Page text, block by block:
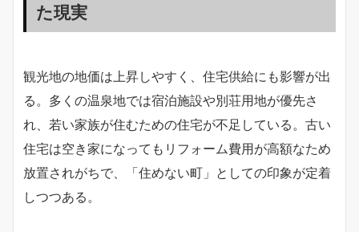
た現実
観光地の地価は上昇しやすく、住宅供給にも影響が出
る。多くの温泉地では宿泊施設や別荘用地が優先さ
れ、若い家族が住むための住宅が不足している。古い
住宅は空き家になってもリフォーム費用が高額なため
放置されがちで、「住めない町」としての印象が定着
しつつある。